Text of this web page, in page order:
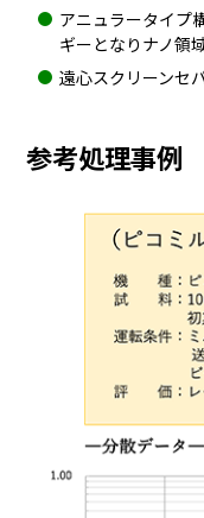
アニュラータイプ
ギーとなりナノ領
遠心スクリーンセ
参考処理事例